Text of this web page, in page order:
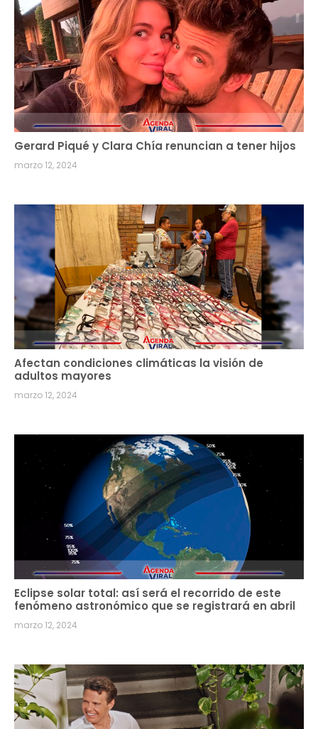
Gerard Piqué y Clara Chía renuncian a tener hijos
marzo 12, 2024
Afectan condiciones climáticas la visión de
adultos mayores
marzo 12, 2024
Eclipse solar total: así será el recorrido de este
fenómeno astronómico que se registrará en abril
marzo 12, 2024